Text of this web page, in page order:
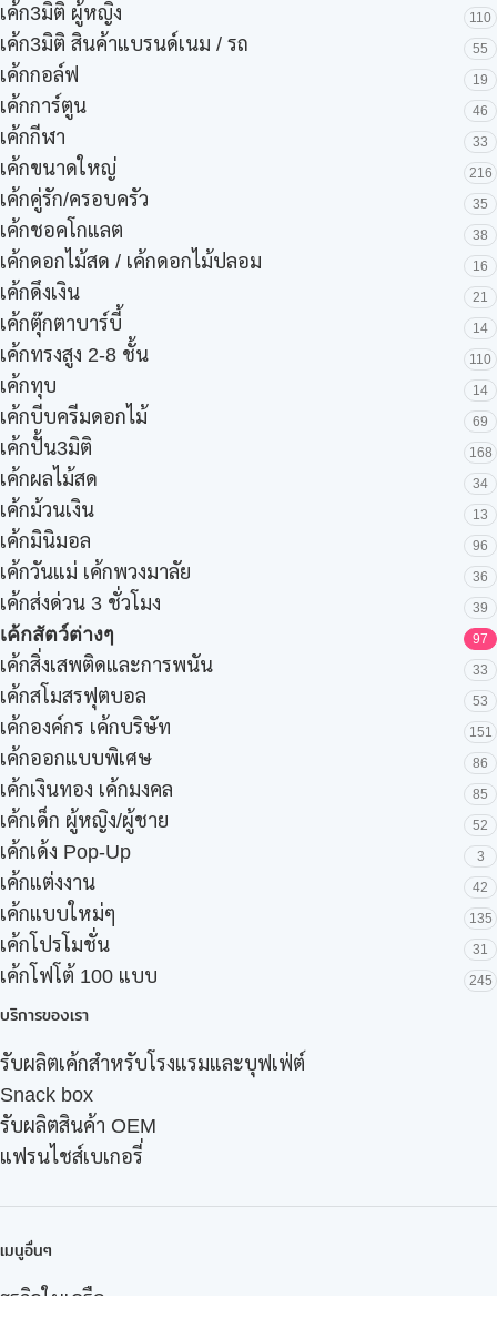
เค้ก3มิติ ผู้หญิง 110
เค้ก3มิติ สินค้าแบรนด์เนม / รถ 55
เค้กกอล์ฟ 19
เค้กการ์ตูน 46
เค้กกีฬา 33
เค้กขนาดใหญ่ 216
เค้กคู่รัก/ครอบครัว 35
เค้กชอคโกแลต 38
เค้กดอกไม้สด / เค้กดอกไม้ปลอม 16
เค้กดึงเงิน 21
เค้กตุ๊กตาบาร์บี้ 14
เค้กทรงสูง 2-8 ชั้น 110
เค้กทุบ 14
เค้กบีบครีมดอกไม้ 69
เค้กปั้น3มิติ 168
เค้กผลไม้สด 34
เค้กม้วนเงิน 13
เค้กมินิมอล 96
เค้กวันแม่ เค้กพวงมาลัย 36
เค้กส่งด่วน 3 ชั่วโมง 39
เค้กสัตว์ต่างๆ 97
เค้กสิ่งเสพติดและการพนัน 33
เค้กสโมสรฟุตบอล 53
เค้กองค์กร เค้กบริษัท 151
เค้กออกแบบพิเศษ 86
เค้กเงินทอง เค้กมงคล 85
เค้กเด็ก ผู้หญิง/ผู้ชาย 52
เค้กเด้ง Pop-Up 3
เค้กแต่งงาน 42
เค้กแบบใหม่ๆ 135
เค้กโปรโมชั่น 31
เค้กโฟโต้ 100 แบบ 245
บริการของเรา
รับผลิตเค้กสำหรับโรงแรมและบุฟเฟ่ต์
Snack box
รับผลิตสินค้า OEM
แฟรนไชส์เบเกอรี่
เมนูอื่นๆ
ธุรกิจในเครือ